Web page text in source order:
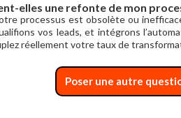
elles une refonte de mon
processus est obsolète ou
vos leads, et intégrons
réellement votre taux de
Poser une autre